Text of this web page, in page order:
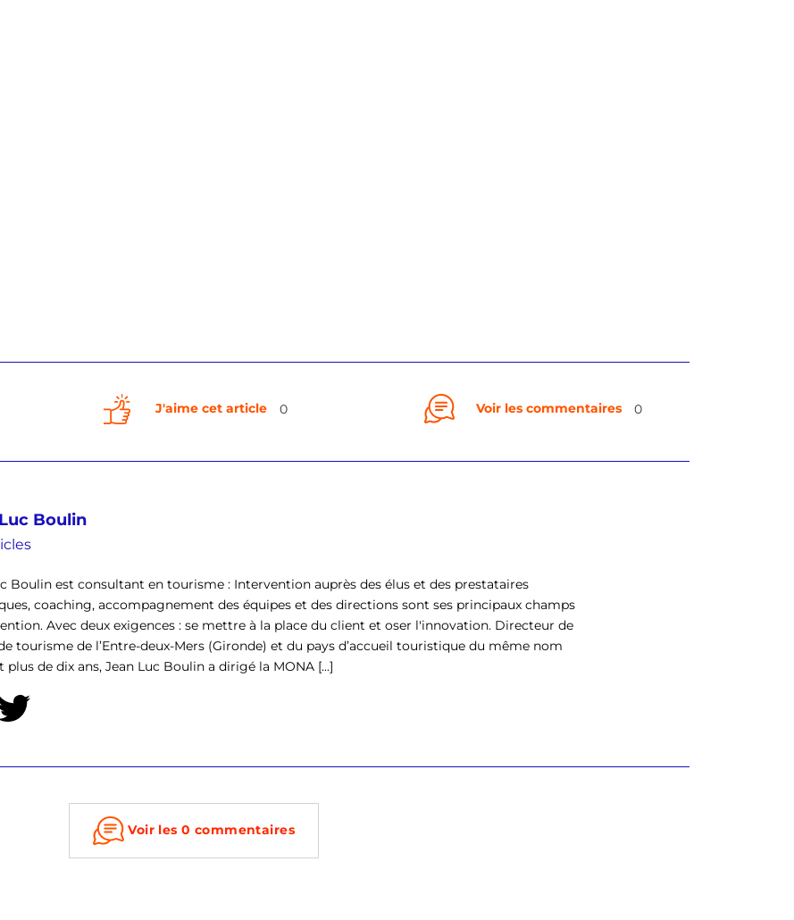
J'aime cet article 0 Voir les commentaires 0
Boulin
Boulin est consultant en tourisme : Intervention auprès des élus et des prestataires
coaching, accompagnement des équipes et des directions sont ses principaux champs
Avec deux exigences : se mettre à la place du client et oser l'innovation. Directeur de
tourisme de l’Entre-deux-Mers (Gironde) et du pays d’accueil touristique du même nom
plus de dix ans, Jean Luc Boulin a dirigé la MONA [...]
Voir les 0 commentaires